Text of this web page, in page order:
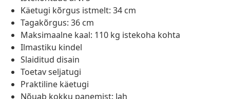
Käetugi kõrgus istmelt: 34 cm
Tagakõrgus: 36 cm
Maksimaalne kaal: 110 kg istekoha kohta
Ilmastiku kindel
Slaiditud disain
Toetav seljatugi
Praktiline käetugi
Nõuab kokku panemist: Jah